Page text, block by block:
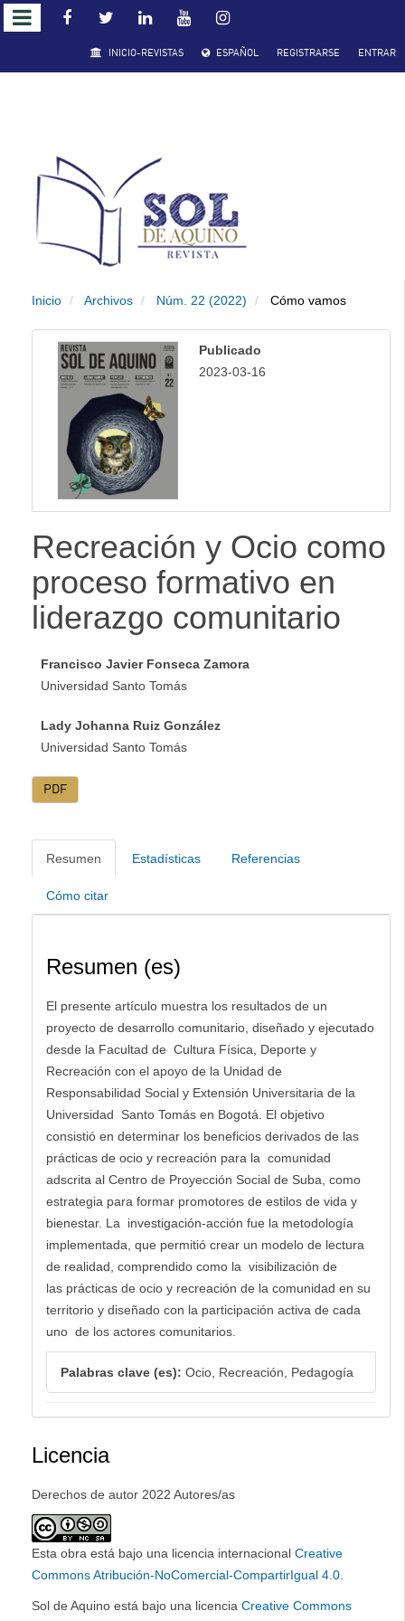
Salto
rápido
contenido
Navegación
principal
Contenido
principal
INICIO-REVISTAS ESPAÑOL REGISTRARSE ENTRAR
Inicio Archivos Núm. 22 (2022) Cómo vamos
Publicado
2023-03-16
Recreación y Ocio como
proceso formativo en
liderazgo comunitario
Francisco Javier Fonseca Zamora
Universidad Santo Tomás
Lady Johanna Ruiz González
Universidad Santo Tomás
PDF
Resumen Estadísticas Referencias
Cómo citar
Resumen (es)
El presente artículo muestra los resultados de un
proyecto de desarrollo comunitario, diseñado y ejecutado
desde la Facultad de Cultura Física, Deporte y
Recreación con el apoyo de la Unidad de
Responsabilidad Social y Extensión Universitaria de la
Universidad Santo Tomás en Bogotá. El objetivo
consistió en determinar los beneficios derivados de las
prácticas de ocio y recreación para la comunidad
adscrita al Centro de Proyección Social de Suba, como
estrategia para formar promotores de estilos de vida y
bienestar. La investigación-acción fue la metodología
implementada, que permitió crear un modelo de lectura
de realidad, comprendido como la visibilización de
las prácticas de ocio y recreación de la comunidad en su
territorio y diseñado con la participación activa de cada
uno de los actores comunitarios.
Palabras clave (es): Ocio, Recreación, Pedagogía
Licencia
Derechos de autor 2022 Autores/as
Esta obra está bajo una licencia internacional Creative
Commons Atribución-NoComercial-CompartirIgual 4.0
Sol de Aquino está bajo una licencia Creative Commons